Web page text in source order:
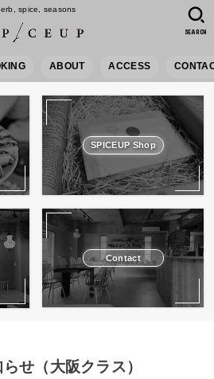
spice, seasons
ABOUT ACCESS
SEARCH
SPICEUP Shop
Contact
せ（大阪クラス）